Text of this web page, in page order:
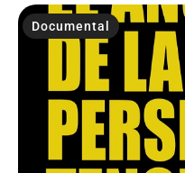
Documental